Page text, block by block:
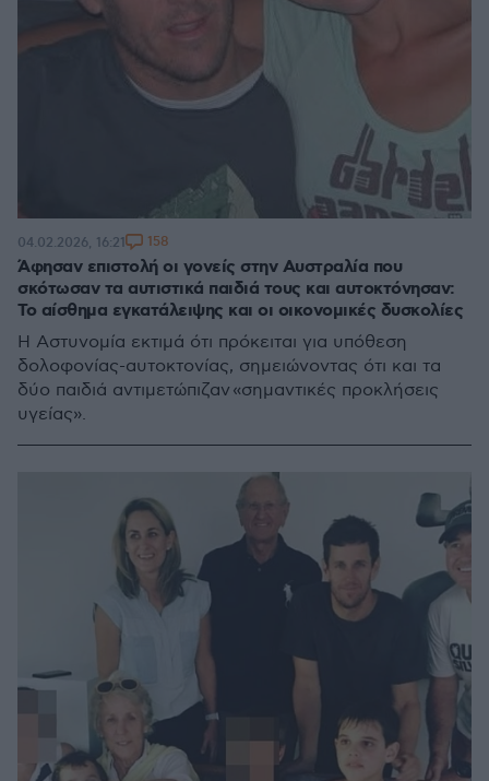
Άφησαν επιστολή οι γονείς στην Αυστραλία που
σκότωσαν τα αυτιστικά παιδιά τους και αυτοκτόνησαν:
Το αίσθημα εγκατάλειψης και οι οικονομικές δυσκολίες
Η Αστυνομία εκτιμά ότι πρόκειται για υπόθεση
δολοφονίας-αυτοκτονίας, σημειώνοντας ότι και τα
δύο παιδιά αντιμετώπιζαν «σημαντικές προκλήσεις
υγείας».
04.02.2026, 16:21 158